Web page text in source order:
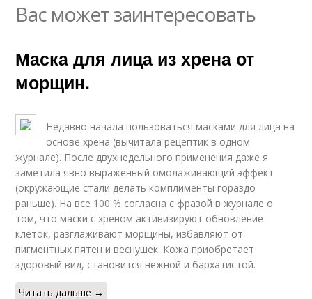
Вас может заинтересовать
Маска для лица из хрена от
морщин.
Недавно начала пользоваться масками для лица на
основе хрена (вычитала рецептик в одном
журнале). После двухнедельного применения даже я
заметила явно выраженный омолаживающий эффект
(окружающие стали делать комплименты гораздо
раньше). На все 100 % согласна с фразой в журнале о
том, что маски с хреном активизируют обновление
клеток, разглаживают морщины, избавляют от
пигментных пятен и веснушек. Кожа приобретает
здоровый вид, становится нежной и бархатистой.
Читать дальше →